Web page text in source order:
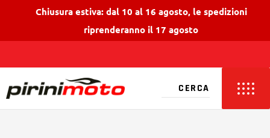
Chiusura estiva: dal 10 al 16 agosto, le spedizioni
riprenderanno il 17 agosto